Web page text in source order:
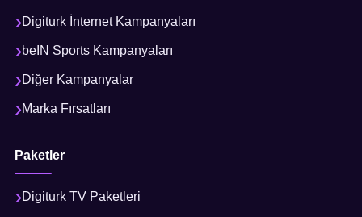
Digiturk İnternet Kampanyaları
beIN Sports Kampanyaları
Diğer Kampanyalar
Marka Fırsatları
Paketler
Digiturk TV Paketleri